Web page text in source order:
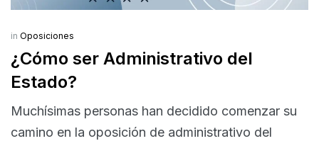
in Oposiciones
¿Cómo ser Administrativo del
Estado?
Muchísimas personas han decidido comenzar su
camino en la oposición de administrativo del